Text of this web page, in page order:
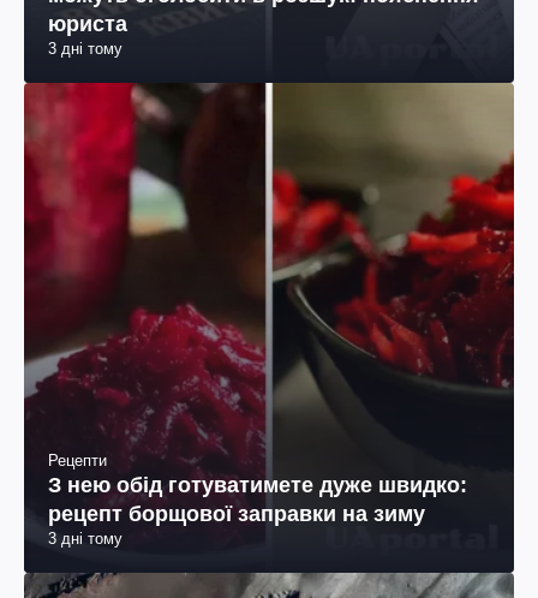
юриста
3 дні тому
Рецепти
З нею обід готуватимете дуже швидко:
рецепт борщової заправки на зиму
3 дні тому